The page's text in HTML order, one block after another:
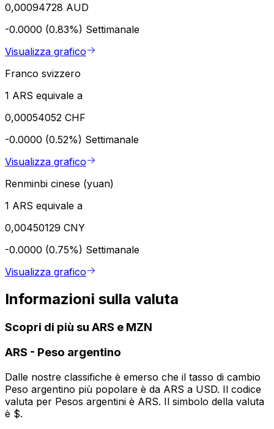
0,00094728 AUD
-0.0000 (0.83%) Settimanale
Visualizza grafico
Franco svizzero
1 ARS equivale a
0,00054052 CHF
-0.0000 (0.52%) Settimanale
Visualizza grafico
Renminbi cinese (yuan)
1 ARS equivale a
0,00450129 CNY
-0.0000 (0.75%) Settimanale
Visualizza grafico
Informazioni sulla valuta
Scopri di più su ARS e MZN
ARS - Peso argentino
Dalle nostre classifiche è emerso che il tasso di cambio
Peso argentino più popolare è da ARS a USD. Il codice
valuta per Pesos argentini è ARS. Il simbolo della valuta
è $.